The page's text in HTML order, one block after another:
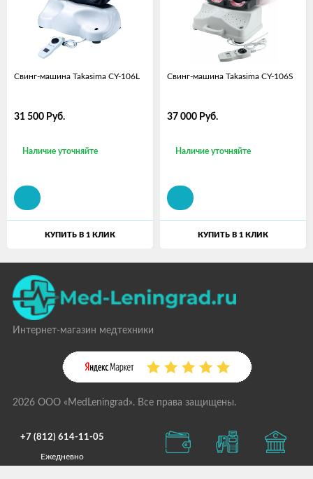
Свинг-машина Takasima CY-106L
31 500 Руб.
Наличие уточняйте
КУПИТЬ В 1 КЛИК
Свинг-машина Takasima CY-106S
37 000 Руб.
Наличие уточняйте
КУПИТЬ В 1 КЛИК
Интернет-магазин медтехники
2026 ООО «MedLeningrad». Все права защищены.
+7 (812) 614-11-05
Ежедневно
с 09:00 до 21:00